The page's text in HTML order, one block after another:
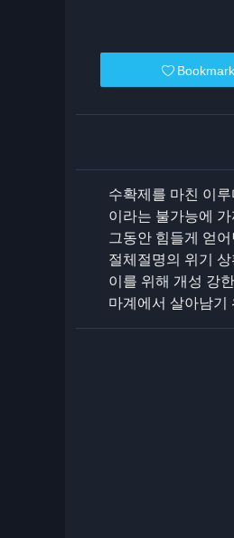
Bookmark
수확제를 마친 이
이라는 불가능에
그동안 힘들게 얻
절체절명의 위기
이를 위해 개성 강
마계에서 살아남기